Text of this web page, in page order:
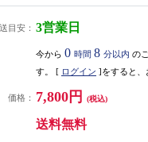
目安： 3営業日
今から 0 時間 8 分以内 の
す。 [ ログイン ]をすると、
価格： 7,800円 (税込)
送料無料